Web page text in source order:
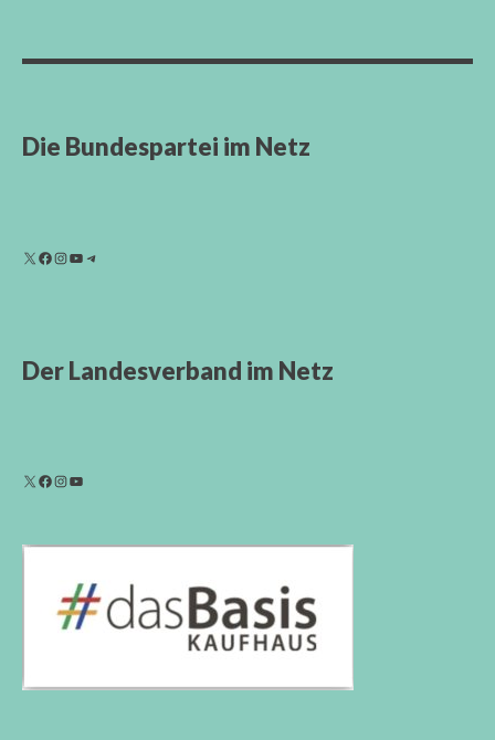
Die Bundespartei im Netz
Der Landesverband im Netz